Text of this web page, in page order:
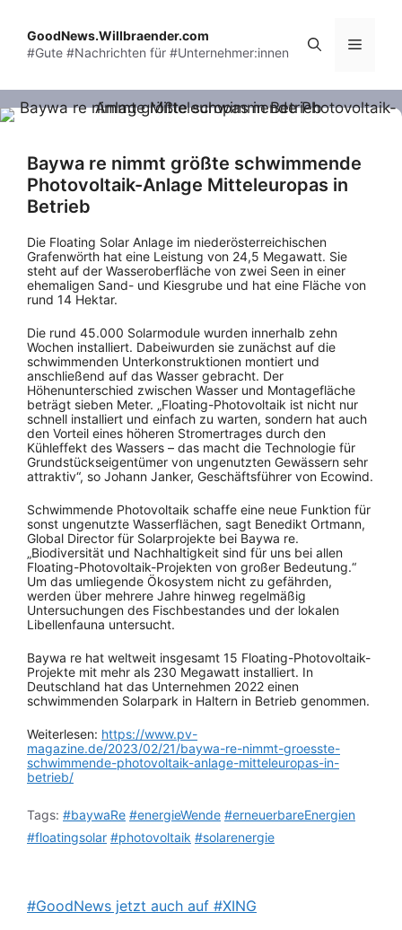
content
GoodNews.Willbraender.com
#Gute #Nachrichten für #Unternehmer:innen
Menu
Baywa re nimmt größte schwimmende
Photovoltaik-Anlage Mitteleuropas in
Betrieb
Die Floating Solar Anlage im niederösterreichischen
Grafenwörth hat eine Leistung von 24,5 Megawatt. Sie
steht auf der Wasseroberfläche von zwei Seen in einer
ehemaligen Sand- und Kiesgrube und hat eine Fläche von
rund 14 Hektar.
Die rund 45.000 Solarmodule wurden innerhalb zehn
Wochen installiert. Dabeiwurden sie zunächst auf die
schwimmenden Unterkonstruktionen montiert und
anschließend auf das Wasser gebracht. Der
Höhenunterschied zwischen Wasser und Montagefläche
beträgt sieben Meter. „Floating-Photovoltaik ist nicht nur
schnell installiert und einfach zu warten, sondern hat auch
den Vorteil eines höheren Stromertrages durch den
Kühleffekt des Wassers – das macht die Technologie für
Grundstückseigentümer von ungenutzten Gewässern sehr
attraktiv“, so Johann Janker, Geschäftsführer von Ecowind.
Schwimmende Photovoltaik schaffe eine neue Funktion für
sonst ungenutzte Wasserflächen, sagt Benedikt Ortmann,
Global Director für Solarprojekte bei Baywa re.
„Biodiversität und Nachhaltigkeit sind für uns bei allen
Floating-Photovoltaik-Projekten von großer Bedeutung.“
Um das umliegende Ökosystem nicht zu gefährden,
werden über mehrere Jahre hinweg regelmäßig
Untersuchungen des Fischbestandes und der lokalen
Libellenfauna untersucht.
Baywa re hat weltweit insgesamt 15 Floating-Photovoltaik-
Projekte mit mehr als 230 Megawatt installiert. In
Deutschland hat das Unternehmen 2022 einen
schwimmenden Solarpark in Haltern in Betrieb genommen.
Weiterlesen: https://www.pv-
magazine.de/2023/02/21/baywa-re-nimmt-groesste-
schwimmende-photovoltaik-anlage-mitteleuropas-in-
betrieb/
Tags: #baywaRe #energieWende #erneuerbareEnergien
#floatingsolar #photovoltaik #solarenergie
#GoodNews jetzt auch auf #XING